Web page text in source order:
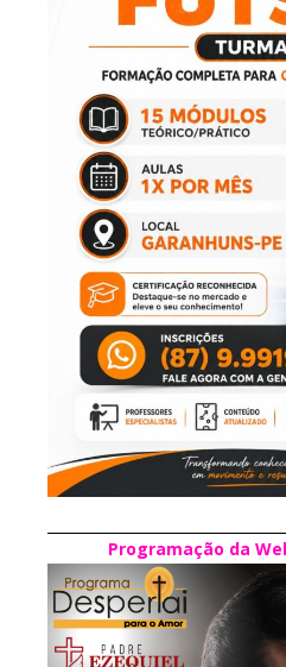
Programação da